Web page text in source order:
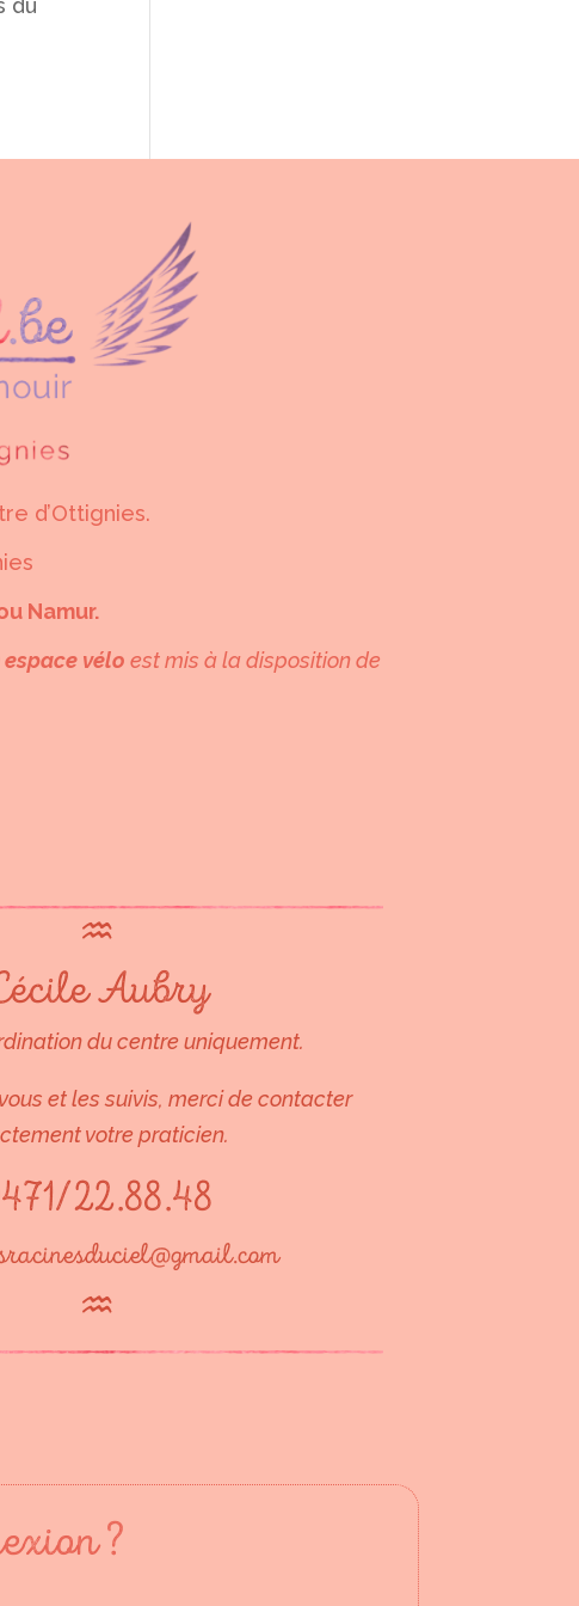
du
d’Ottignies.
Namur.
espace vélo est mis à la disposition de
♒︎
Aubry
du centre uniquement.
et les suivis, merci de contacter
votre praticien.
22.88.48
♒︎
?